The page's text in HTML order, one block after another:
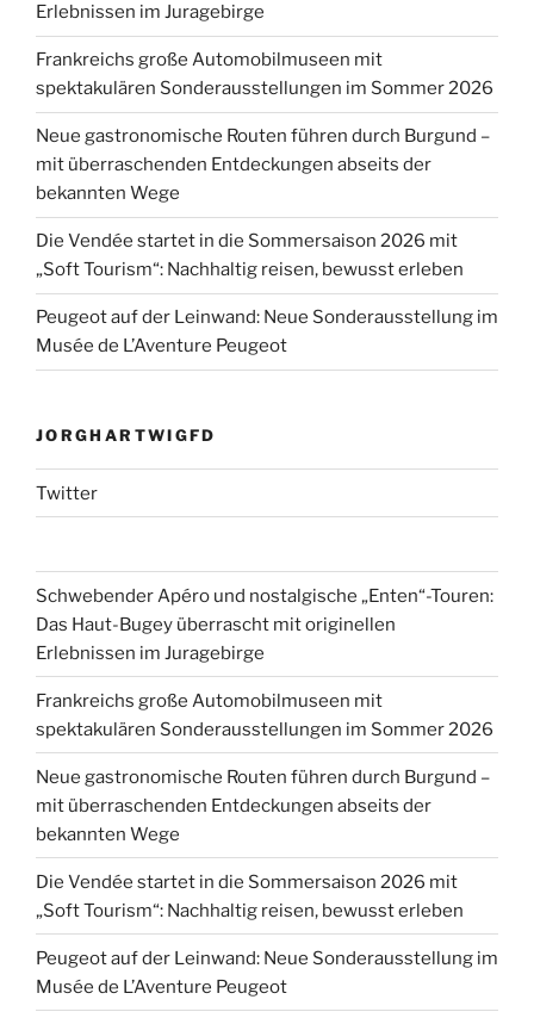
Erlebnissen im Juragebirge
Frankreichs große Automobilmuseen mit
spektakulären Sonderausstellungen im Sommer 2026
Neue gastronomische Routen führen durch Burgund –
mit überraschenden Entdeckungen abseits der
bekannten Wege
Die Vendée startet in die Sommersaison 2026 mit
„Soft Tourism“: Nachhaltig reisen, bewusst erleben
Peugeot auf der Leinwand: Neue Sonderausstellung im
Musée de L’Aventure Peugeot
JORGHARTWIGFD
Twitter
Schwebender Apéro und nostalgische „Enten“-Touren:
Das Haut-Bugey überrascht mit originellen
Erlebnissen im Juragebirge
Frankreichs große Automobilmuseen mit
spektakulären Sonderausstellungen im Sommer 2026
Neue gastronomische Routen führen durch Burgund –
mit überraschenden Entdeckungen abseits der
bekannten Wege
Die Vendée startet in die Sommersaison 2026 mit
„Soft Tourism“: Nachhaltig reisen, bewusst erleben
Peugeot auf der Leinwand: Neue Sonderausstellung im
Musée de L’Aventure Peugeot